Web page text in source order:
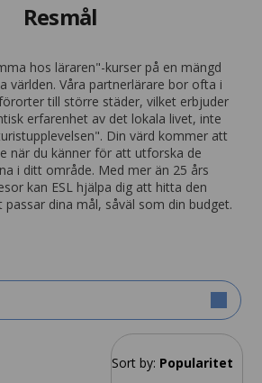
Resmål
hos läraren"-kurser på en mängd
världen. Våra partnerlärare bor ofta i
till större städer, vilket erbjuder
erfarenhet av det lokala livet, inte
Din värd kommer att
när du känner för att utforska de
i ditt område. Med mer än 25 års
kan ESL hjälpa dig att hitta den
dina mål, såväl som din budget.
Sort by: Popularitet